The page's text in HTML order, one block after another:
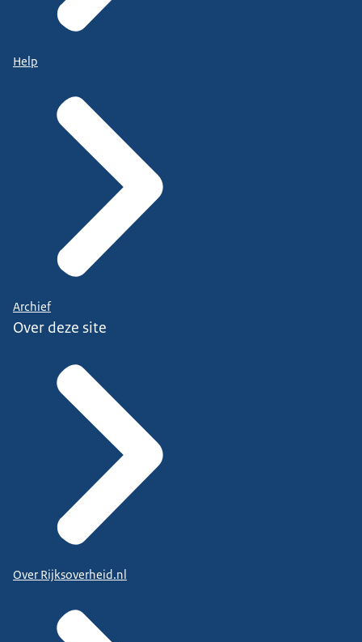
Help
Archief
Over deze site
Over Rijksoverheid.nl